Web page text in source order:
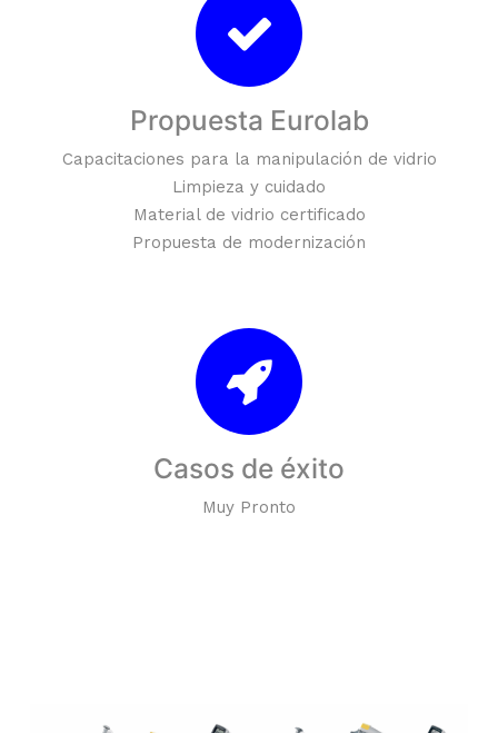
Propuesta Eurolab
Capacitaciones para la manipulación de vidrio
Limpieza y cuidado
Material de vidrio certificado
Propuesta de modernización
Casos de éxito
Muy Pronto